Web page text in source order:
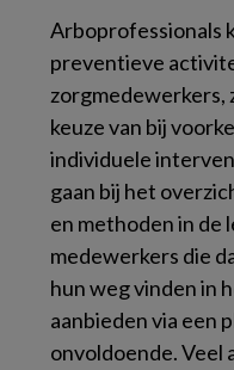
Arboprofessionals
preventieve
zorgmedewerkers,
keuze van bij
individuele
gaan bij het
en methoden in de
medewerkers die
hun weg vinden in
aanbieden via een
onvoldoende. Veel